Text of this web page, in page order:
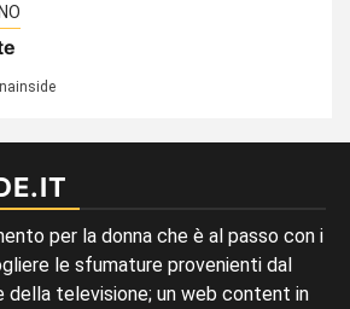
per la donna che è al passo con i
le sfumature provenienti dal
della televisione; un web content in